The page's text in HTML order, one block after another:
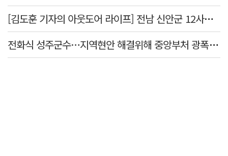
[김도훈 기자의 아웃도어 라이프] 전남 신안군 12사도 순례길…나를 찾아 떠나는 힐링 여행
전화식 성주군수…지역현안 해결위해 중앙부처 광폭 행보